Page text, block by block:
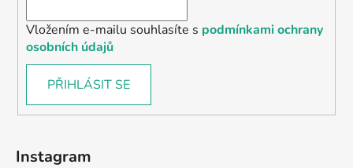
Vložením e-mailu souhlasíte s podmínkami ochrany
osobních údajů
PŘIHLÁSIT SE
Instagram